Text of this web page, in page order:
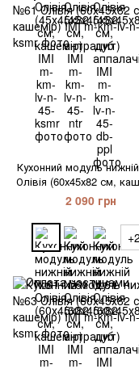
Кухонний модуль
Олівія (60х45х82 см,
IMI
2 090 грн
+2